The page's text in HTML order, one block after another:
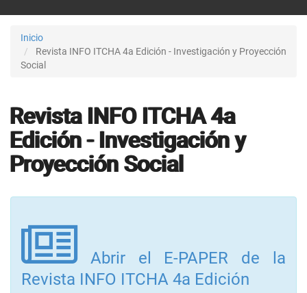
Inicio
Revista INFO ITCHA 4a Edición - Investigación y Proyección
Social
Revista INFO ITCHA 4a
Edición - Investigación y
Proyección Social
Abrir el E-PAPER de la
Revista INFO ITCHA 4a Edición